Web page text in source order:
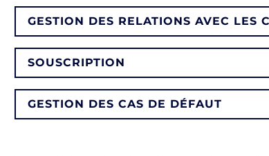
GESTION DES RELATIONS AVEC LES
SOUSCRIPTION
GESTION DES CAS DE DÉFAUT